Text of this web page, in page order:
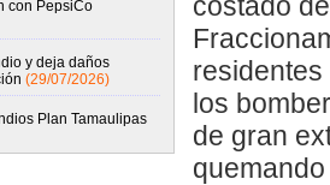
con PepsiCo
y deja daños
(29/07/2026)
Plan Tamaulipas
los
de gran